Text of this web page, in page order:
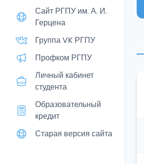
Сайт РГПУ им. А. И.
Герцена
Группа VK РГПУ
Профком РГПУ
Личный кабинет
студента
Образовательный
кредит
Старая версия сайта